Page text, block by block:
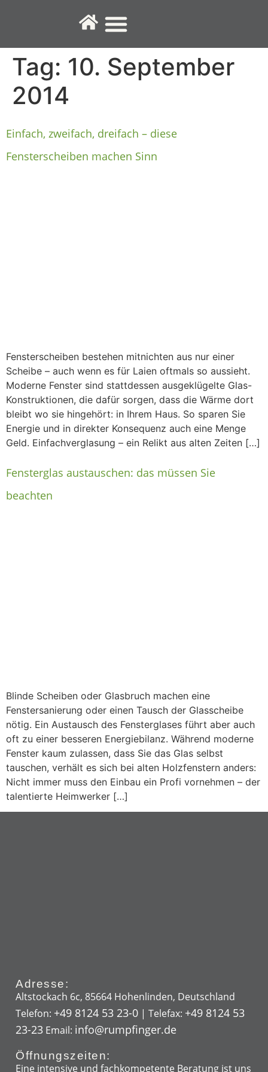
Tag: 10. September
2014
Einfach, zweifach, dreifach – diese
Fensterscheiben machen Sinn
Fensterscheiben bestehen mitnichten aus nur einer
Scheibe – auch wenn es für Laien oftmals so aussieht.
Moderne Fenster sind stattdessen ausgeklügelte Glas-
Konstruktionen, die dafür sorgen, dass die Wärme dort
bleibt wo sie hingehört: in Ihrem Haus. So sparen Sie
Energie und in direkter Konsequenz auch eine Menge
Geld. Einfachverglasung – ein Relikt aus alten Zeiten […]
Fensterglas austauschen: das müssen Sie
beachten
Blinde Scheiben oder Glasbruch machen eine
Fenstersanierung oder einen Tausch der Glasscheibe
nötig. Ein Austausch des Fensterglases führt aber auch
oft zu einer besseren Energiebilanz. Während moderne
Fenster kaum zulassen, dass Sie das Glas selbst
tauschen, verhält es sich bei alten Holzfenstern anders:
Nicht immer muss den Einbau ein Profi vornehmen – der
talentierte Heimwerker […]
Adresse:
Altstockach 6c, 85664 Hohenlinden, Deutschland
Telefon: +49 8124 53 23-0 | Telefax: +49 8124 53
23-23 Email: info@rumpfinger.de
Öffnungszeiten:
Eine intensive und fachkompetente Beratung ist uns